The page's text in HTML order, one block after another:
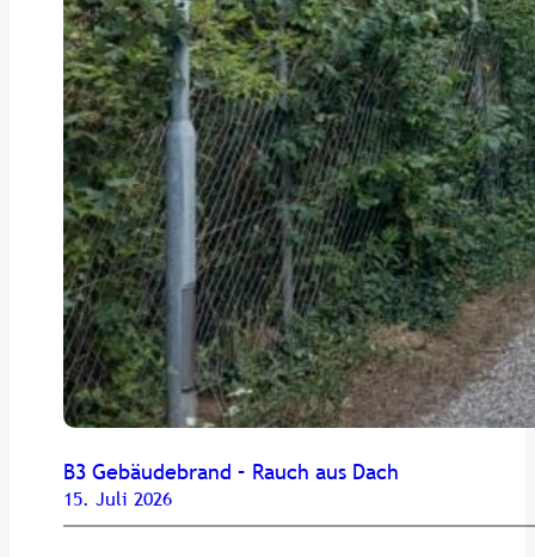
B3 Gebäudebrand – Rauch aus Dach
15. Juli 2026